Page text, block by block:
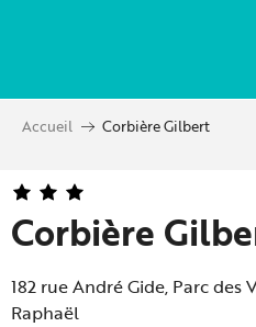
principal
Accueil Corbière Gilbert
Corbière
182 rue André Gide, Parc des
Raphaël